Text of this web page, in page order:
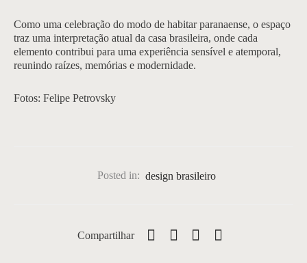
Como uma celebração do modo de habitar paranaense, o espaço
traz uma interpretação atual da casa brasileira, onde cada
elemento contribui para uma experiência sensível e atemporal,
reunindo raízes, memórias e modernidade.
Fotos: Felipe Petrovsky
Posted in: design brasileiro
Compartilhar